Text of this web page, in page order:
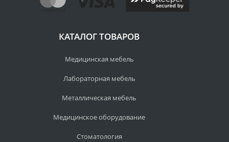
КАТАЛОГ ТОВАРОВ
Медицинская мебель
Лабораторная мебель
Металлическая мебель
Медицинское оборудование
Стоматология